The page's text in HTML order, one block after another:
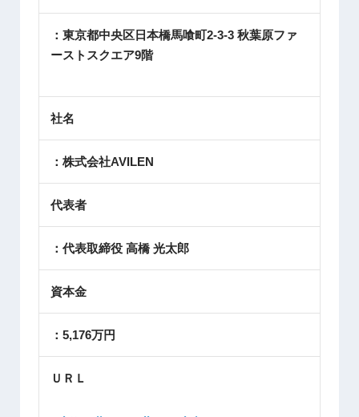
：東京都中央区日本橋馬喰町2-3-3 秋葉原ファ
ーストスクエア9階
社名
：株式会社AVILEN
代表者
：代表取締役 高橋 光太郎
資本金
：5,176万円
ＵＲＬ